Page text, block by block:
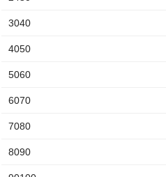
3040
4050
5060
6070
7080
8090